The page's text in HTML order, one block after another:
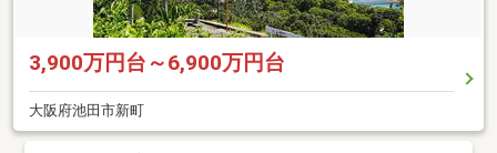
3,900万円台～6,900万円台
大阪府池田市新町